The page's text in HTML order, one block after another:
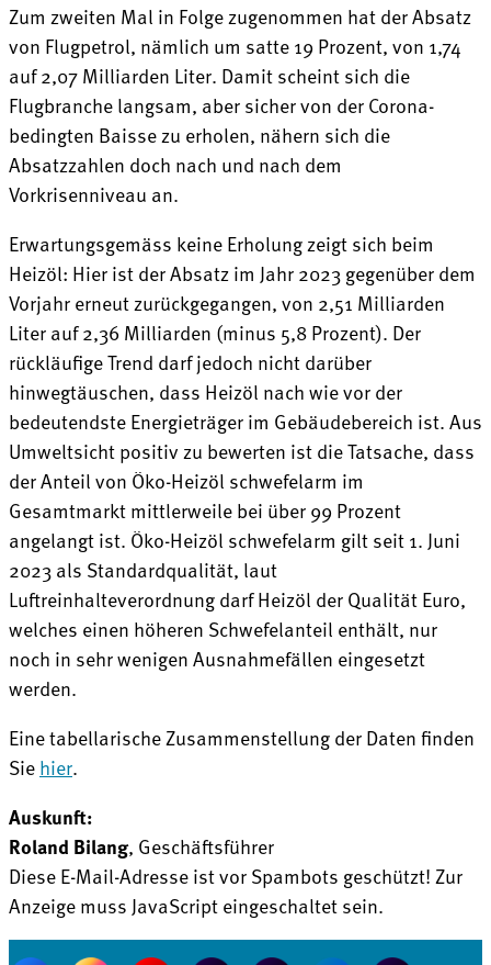
Zum zweiten Mal in Folge zugenommen hat der Absatz
von Flugpetrol, nämlich um satte 19 Prozent, von 1,74
auf 2,07 Milliarden Liter. Damit scheint sich die
Flugbranche langsam, aber sicher von der Corona-
bedingten Baisse zu erholen, nähern sich die
Absatzzahlen doch nach und nach dem
Vorkrisenniveau an.
Erwartungsgemäss keine Erholung zeigt sich beim
Heizöl: Hier ist der Absatz im Jahr 2023 gegenüber dem
Vorjahr erneut zurückgegangen, von 2,51 Milliarden
Liter auf 2,36 Milliarden (minus 5,8 Prozent). Der
rückläufige Trend darf jedoch nicht darüber
hinwegtäuschen, dass Heizöl nach wie vor der
bedeutendste Energieträger im Gebäudebereich ist. Aus
Umweltsicht positiv zu bewerten ist die Tatsache, dass
der Anteil von Öko-Heizöl schwefelarm im
Gesamtmarkt mittlerweile bei über 99 Prozent
angelangt ist. Öko-Heizöl schwefelarm gilt seit 1. Juni
2023 als Standardqualität, laut
Luftreinhalteverordnung darf Heizöl der Qualität Euro,
welches einen höheren Schwefelanteil enthält, nur
noch in sehr wenigen Ausnahmefällen eingesetzt
werden.
Eine tabellarische Zusammenstellung der Daten finden
Siehier.
Auskunft:
Roland Bilang, Geschäftsführer
Diese E-Mail-Adresse ist vor Spambots geschützt! Zur
Anzeige muss JavaScript eingeschaltet sein.